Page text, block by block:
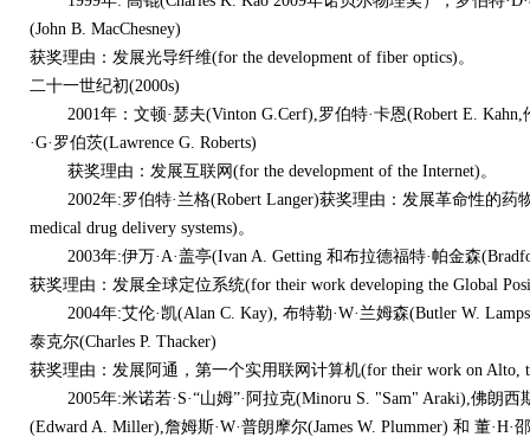
(John B. MacChesney)
获奖理由：发展光导纤维(for the development of fiber optics)。
二十一世纪初(2000s)
2001年：文顿·瑟夫(Vinton G.Cerf),罗伯特·卡恩(Robert E. Kahn,
·G·罗伯茨(Lawrence G. Roberts)
获奖理由：发展互联网(for the development of the Internet)。
2002年:罗伯特·兰格(Robert Langer)获奖理由：发展革命性的药
medical drug delivery systems)。
2003年:伊万·A·盖亭(Ivan A. Getting 和布拉德福特·帕金森
获奖理由：发展全球定位系统(for their work developing the Global
2004年:艾伦·凯(Alan C. Kay), 布特勒·W·兰姆森(Butler W.
泰克尔(Charles P. Thacker)
获奖理由：发展阿通，第一个实用联网计算机(for their work on Alto,
2005年:米诺若·S·“山姆”·阿拉克(Minoru S. "Sam" Araki),佛朗西斯
(Edward A. Miller),詹姆斯·W·普朗摩尔(James W. Plummer) 和 董·H·